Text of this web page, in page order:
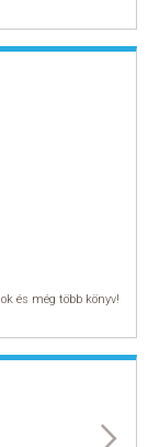
és még több könyv!